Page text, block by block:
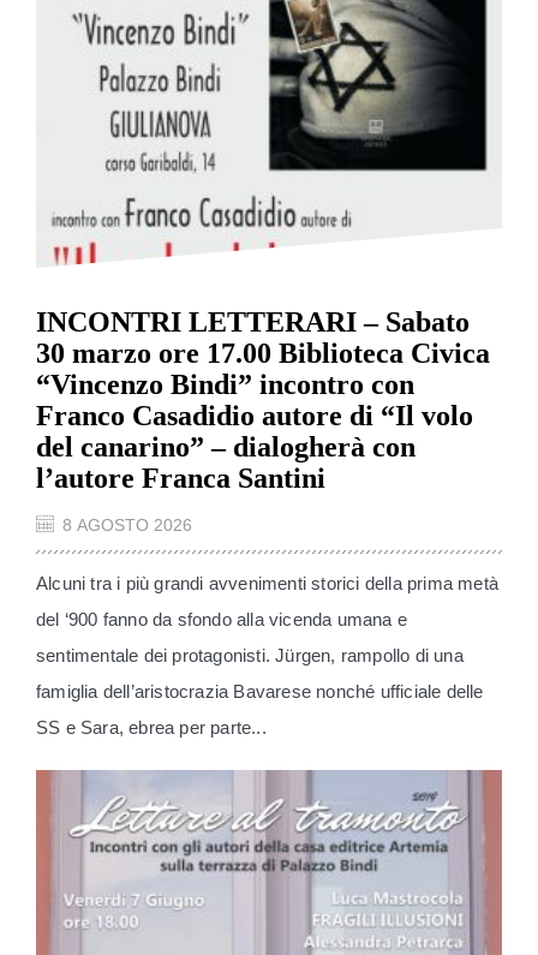
INCONTRI LETTERARI – Sabato
30 marzo ore 17.00 Biblioteca Civica
“Vincenzo Bindi” incontro con
Franco Casadidio autore di “Il volo
del canarino” – dialogherà con
l’autore Franca Santini
8 AGOSTO 2026
Alcuni tra i più grandi avvenimenti storici della prima metà
del ‘900 fanno da sfondo alla vicenda umana e
sentimentale dei protagonisti. Jürgen, rampollo di una
famiglia dell’aristocrazia Bavarese nonché ufficiale delle
SS e Sara, ebrea per parte...